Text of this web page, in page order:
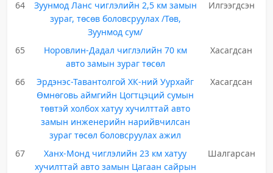
64
Зуунмод Ланс чиглэлийн 2,5 км замын
зураг, төсөв боловсруулах /Төв,
Зуунмод сум/
Илгээгдсэн
65
Норовлин-Дадал чиглэлийн 70 км
авто замын зураг төсөл
Хасагдсан
66
Эрдэнэс-Тавантолгой ХК-ний Уурхайг
Өмнөговь аймгийн Цогтцэций сумын
төвтэй холбох хатуу хучилттай авто
замын инженерийн нарийвчилсан
зураг төсөл боловсруулах ажил
Хасагдсан
67
Ханх-Монд чиглэлийн 23 км хатуу
хучилттай авто замын Цагаан сайрын
Шалгарсан